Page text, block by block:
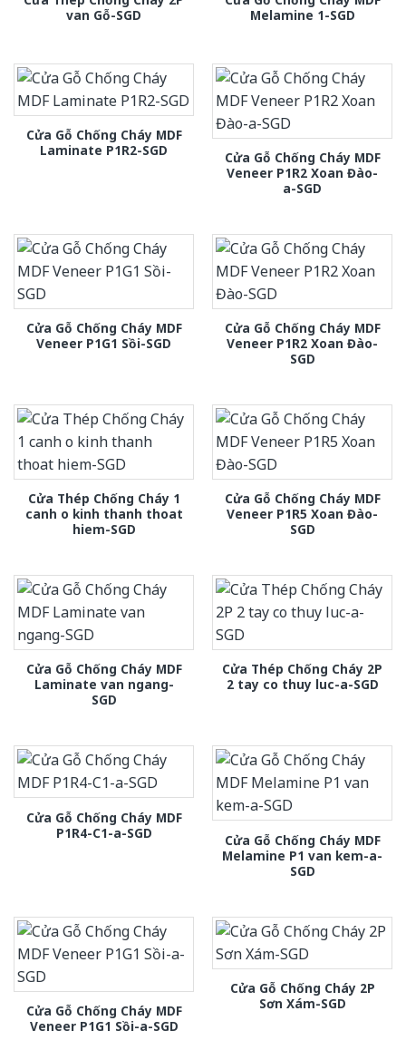
van Gỗ-SGD
Melamine 1-SGD
Cửa Gỗ Chống Cháy MDF
Laminate P1R2-SGD
Cửa Gỗ Chống Cháy MDF
Veneer P1R2 Xoan Đào-
a-SGD
Cửa Gỗ Chống Cháy MDF
Veneer P1G1 Sồi-SGD
Cửa Gỗ Chống Cháy MDF
Veneer P1R2 Xoan Đào-
SGD
Cửa Thép Chống Cháy 1
canh o kinh thanh thoat
hiem-SGD
Cửa Gỗ Chống Cháy MDF
Veneer P1R5 Xoan Đào-
SGD
Cửa Gỗ Chống Cháy MDF
Laminate van ngang-
SGD
Cửa Thép Chống Cháy 2P
2 tay co thuy luc-a-SGD
Cửa Gỗ Chống Cháy MDF
P1R4-C1-a-SGD
Cửa Gỗ Chống Cháy MDF
Melamine P1 van kem-a-
SGD
Cửa Gỗ Chống Cháy MDF
Veneer P1G1 Sồi-a-SGD
Cửa Gỗ Chống Cháy 2P
Sơn Xám-SGD